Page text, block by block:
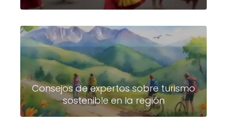
Consejos de expertos sobre turismo
sostenible en la región